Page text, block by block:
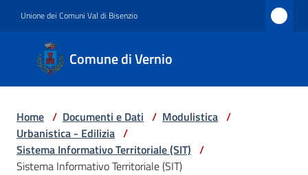
Unione dei Comuni Val di Bisenzio
Comune di Vernio
Comune
di
Vernio
Amministrazione
Home / Documenti e Dati / Modulistica /
Urbanistica - Edilizia /
Sistema Informativo Territoriale (SIT) /
Sistema Informativo Territoriale (SIT)